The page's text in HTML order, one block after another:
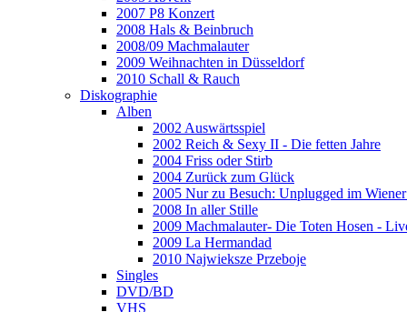
2007 P8 Konzert
2008 Hals & Beinbruch
2008/09 Machmalauter
2009 Weihnachten in Düsseldorf
2010 Schall & Rauch
Diskographie
Alben
2002 Auswärtsspiel
2002 Reich & Sexy II - Die fetten Jahre
2004 Friss oder Stirb
2004 Zurück zum Glück
2005 Nur zu Besuch: Unplugged im
2008 In aller Stille
2009 Machmalauter- Die Toten Hosen -
2009 La Hermandad
2010 Najwieksze Przeboje
Singles
DVD/BD
VHS